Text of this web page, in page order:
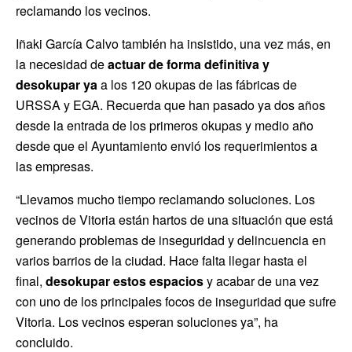
reclamando los vecinos.
Iñaki García Calvo también ha insistido, una vez más, en
la necesidad deactuar de forma definitiva y
desokupar yaa los 120 okupas de las fábricas de
URSSA y EGA. Recuerda que han pasado ya dos años
desde la entrada de los primeros okupas y medio año
desde que el Ayuntamiento envió los requerimientos a
las empresas.
“Llevamos mucho tiempo reclamando soluciones. Los
vecinos de Vitoria están hartos de una situación que está
generando problemas de inseguridad y delincuencia en
varios barrios de la ciudad. Hace falta llegar hasta el
final, desokupar estos espaciosy acabar de una vez
con uno de los principales focos de inseguridad que sufre
Vitoria. Los vecinos esperan soluciones ya”, ha
concluido.